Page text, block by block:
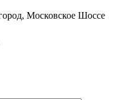
Московское Шоссе